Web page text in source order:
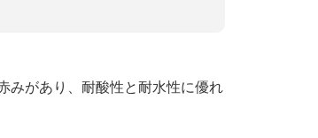
みがあり、耐酸性と耐水性に優れ